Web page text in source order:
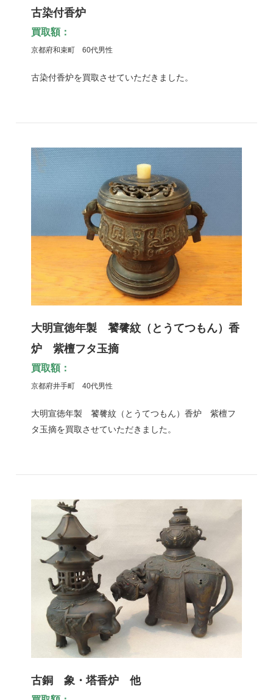
古染付香炉
買取額：
京都府和束町 60代男性
古染付香炉を買取させていただきました。
大明宣徳年製 饕餮紋（とうてつもん）香
炉 紫檀フタ玉摘
買取額：
京都府井手町 40代男性
大明宣徳年製 饕餮紋（とうてつもん）香炉 紫檀フ
タ玉摘を買取させていただきました。
古銅 象・塔香炉 他